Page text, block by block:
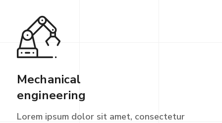
Mechanical
engineering
Lorem ipsum dolor sit amet, consectetur